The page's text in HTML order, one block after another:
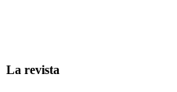
La revista